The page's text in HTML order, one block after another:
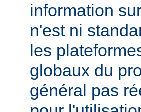
information
n'est ni
les
globaux du
général pas